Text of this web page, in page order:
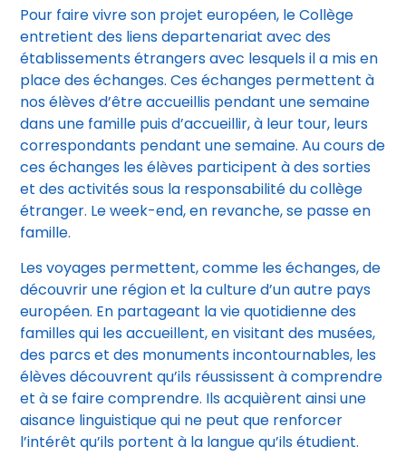
Pour faire vivre son projet européen, le Collège
entretient des liens departenariat avec des
établissements étrangers avec lesquels il a mis en
place des échanges. Ces échanges permettent à
nos élèves d’être accueillis pendant une semaine
dans une famille puis d’accueillir, à leur tour, leurs
correspondants pendant une semaine. Au cours de
ces échanges les élèves participent à des sorties
et des activités sous la responsabilité du collège
étranger. Le week-end, en revanche, se passe en
famille.
Les voyages permettent, comme les échanges, de
découvrir une région et la culture d’un autre pays
européen. En partageant la vie quotidienne des
familles qui les accueillent, en visitant des musées,
des parcs et des monuments incontournables, les
élèves découvrent qu’ils réussissent à comprendre
et à se faire comprendre. Ils acquièrent ainsi une
aisance linguistique qui ne peut que renforcer
l’intérêt qu’ils portent à la langue qu’ils étudient.